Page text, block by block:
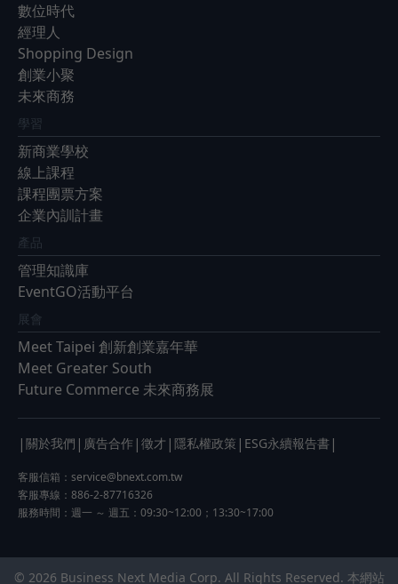
數位時代
經理人
Shopping Design
創業小聚
未來商務
學習
新商業學校
線上課程
課程團票方案
企業內訓計畫
產品
管理知識庫
EventGO活動平台
展會
Meet Taipei 創新創業嘉年華
Meet Greater South
Future Commerce 未來商務展
| 關於我們 | 廣告合作 | 徵才 | 隱私權政策 | ESG永續報告書 |
客服信箱： service@bnext.com.tw
客服專線：886-2-87716326
服務時間：週一 ～ 週五：09:30~12:00；13:30~17:00
© 2026 Business Next Media Corp. All Rights Reserved. 本網站